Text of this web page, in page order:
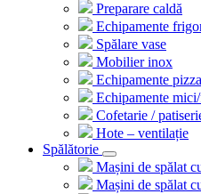
Preparare caldă
Echipamente
Spălare vase
Mobilier inox
Echipamente pizza
Echipamente
Cofetarie /
Hote – ventilație
Spălătorie
Mașini de spălat
Mașini de spălat